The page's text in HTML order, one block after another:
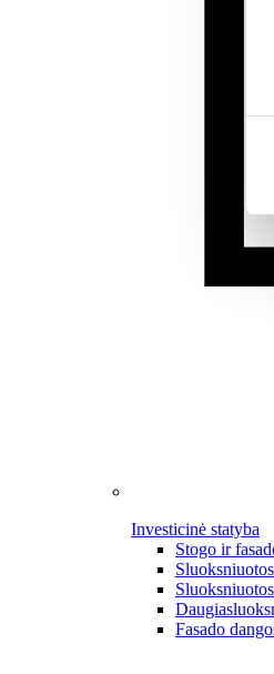
Investicinė statyba
Stogo ir
Fasado